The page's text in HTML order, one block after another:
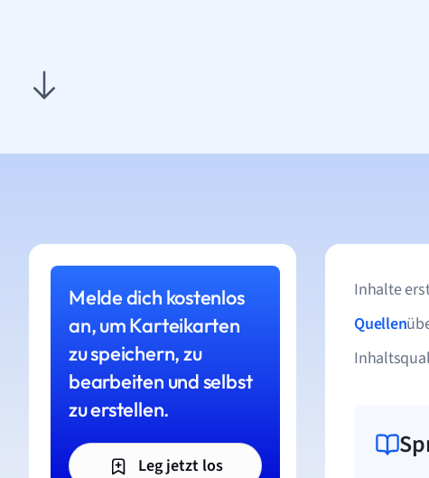
Melde dich kostenlos
an, um Karteikarten
zu speichern, zu
bearbeiten und selbst
zu erstellen.
Leg jetzt los
Inhalte
Quellen